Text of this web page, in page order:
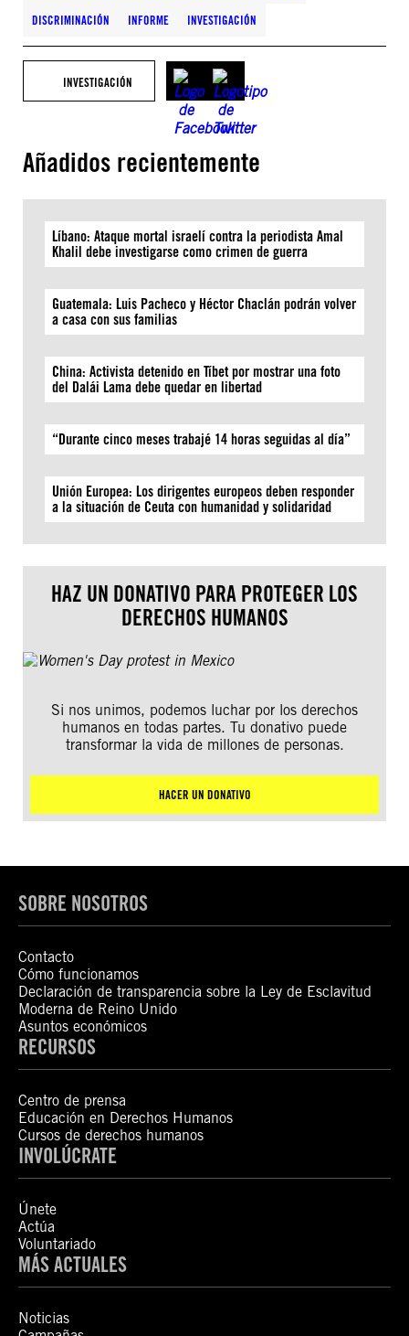
DISCRIMINACIÓN INFORME INVESTIGACIÓN
INVESTIGACIÓN
Añadidos recientemente
Líbano: Ataque mortal israelí contra la periodista Amal
Khalil debe investigarse como crimen de guerra
Guatemala: Luis Pacheco y Héctor Chaclán podrán volver
a casa con sus familias
China: Activista detenido en Tíbet por mostrar una foto
del Dalái Lama debe quedar en libertad
“Durante cinco meses trabajé 14 horas seguidas al día”
Unión Europea: Los dirigentes europeos deben responder
a la situación de Ceuta con humanidad y solidaridad
HAZ UN DONATIVO PARA PROTEGER LOS
DERECHOS HUMANOS
Si nos unimos, podemos luchar por los derechos
humanos en todas partes. Tu donativo puede
transformar la vida de millones de personas.
HACER UN DONATIVO
SOBRE NOSOTROS
Contacto
Cómo funcionamos
Declaración de transparencia sobre la Ley de Esclavitud
Moderna de Reino Unido
Asuntos económicos
RECURSOS
Centro de prensa
Educación en Derechos Humanos
Cursos de derechos humanos
INVOLÚCRATE
Únete
Actúa
Voluntariado
MÁS ACTUALES
Noticias